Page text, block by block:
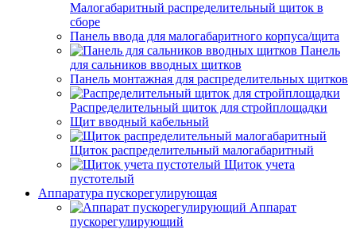
Малогабаритный распределительный щиток в
сборе
Панель ввода для малогабаритного корпуса/щита
Панель
для сальников вводных щитков
Панель монтажная для распределительных щитков
Распределительный щиток для стройплощадки
Щит вводный кабельный
Щиток распределительный малогабаритный
Щиток учета
пустотелый
Аппаратура пускорегулирующая
Аппарат
пускорегулирующий